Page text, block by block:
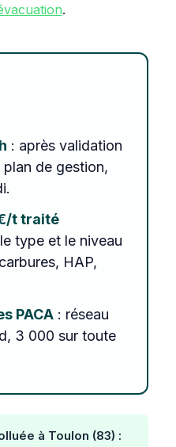
.
: après validation
de gestion,
t traité
type et le niveau
HAP,
PACA: réseau
3 000 sur toute
à Toulon (83) :